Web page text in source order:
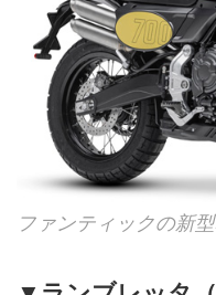
ファンティックの新